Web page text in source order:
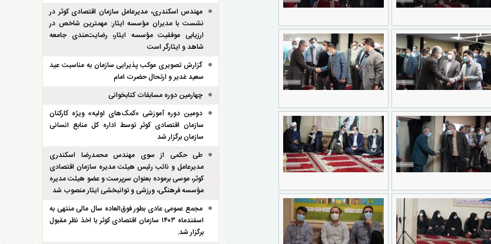
مهندس اسکندری، مدیرعامل سازمان اقتصادی کوثر در
نشست با مدیران مؤسسه ایثار: مهمترین شاخص در
ارزیابی موفقیت مؤسسه ایثار، رضایت‌مندی جامعه
شاهد و ایثارگر است
گزارش تصویری موکب پذیرایی سازمان به مناسبت عید
سعید غدیر و ارتحال حضرت امام
چهارمین دوره مسابقات کتابخوانی
دومین دوره آموزشی «کمک‌های اولیه» ویژه کارکنان
سازمان اقتصادی کوثر توسط اداره کل منابع انسانی
سازمان برگزار شد
طی حکمی از سوی مهندس محمدرضا اسکندری
مدیرعامل و نائب رئیس هیئت مدیره سازمان اقتصادی
کوثر، موسی برموده بعنوان سرپرست و عضو هیئت مدیره
مؤسسه فرهنگی، ورزشی و توانبخشی ایثار منصوب شد
مجمع عمومی عادی بطور فوق‌العاده سال مالی منتهی به
اسفند‌ماه ۱۴۰۳ سازمان اقتصادی کوثر با اخذ نظر مقبول
برگزار شد.